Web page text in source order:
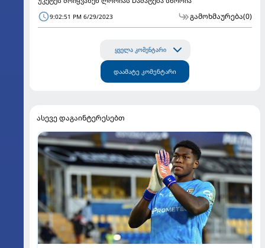
9:02:51 PM 6/29/2023 გამოხმაურება(0)
ყველა კომენტარი
დაამატე კომენტარი
ასევე დაგაინტერესებთ